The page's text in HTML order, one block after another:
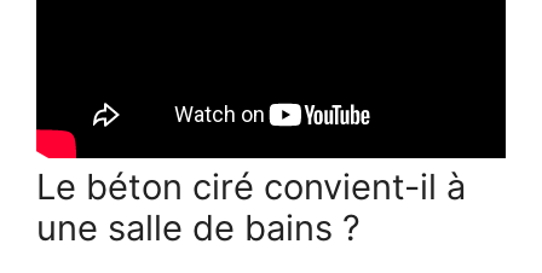
Le béton ciré convient-il à
une salle de bains ?